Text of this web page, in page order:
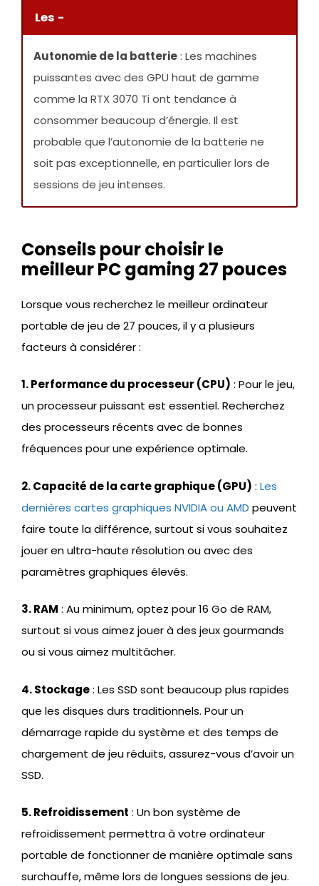
Les -
Autonomie de la batterie: Les machines
puissantes avec des GPU haut de gamme
comme la RTX 3070 Ti ont tendance à
consommer beaucoup d’énergie. Il est
probable que l’autonomie de la batterie ne
soit pas exceptionnelle, en particulier lors de
sessions de jeu intenses.
Conseils pour choisir le
meilleur PC gaming 27 pouces
Lorsque vous recherchez le meilleur ordinateur
portable de jeu de 27 pouces, il y a plusieurs
facteurs à considérer :
1. Performance du processeur (CPU) : Pour le jeu,
un processeur puissant est essentiel. Recherchez
des processeurs récents avec de bonnes
fréquences pour une expérience optimale.
2. Capacité de la carte graphique (GPU) : Les
dernières cartes graphiques NVIDIA ou AMD peuvent
faire toute la différence, surtout si vous souhaitez
jouer en ultra-haute résolution ou avec des
paramètres graphiques élevés.
3. RAM : Au minimum, optez pour 16 Go de RAM,
surtout si vous aimez jouer à des jeux gourmands
ou si vous aimez multitâcher.
4. Stockage: Les SSD sont beaucoup plus rapides
que les disques durs traditionnels. Pour un
démarrage rapide du système et des temps de
chargement de jeu réduits, assurez-vous d’avoir un
SSD.
5. Refroidissement : Un bon système de
refroidissement permettra à votre ordinateur
portable de fonctionner de manière optimale sans
surchauffe, même lors de longues sessions de jeu.